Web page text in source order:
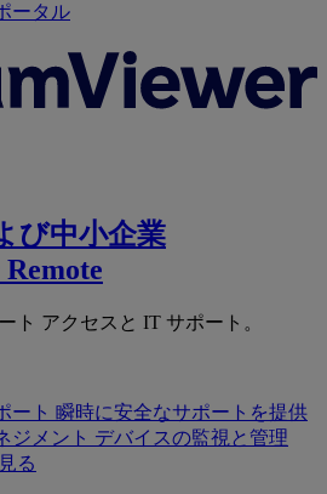
ータル
び中小企業
ト アクセスと IT サポート。
ート 瞬時に安全なサポートを提供
ジメント デバイスの監視と管理
る